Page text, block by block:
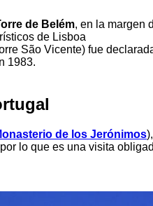
de Belém, en la margen
de Lisboa
São Vicente) fue
1983.
de los Jerónimos
lo que es una visita